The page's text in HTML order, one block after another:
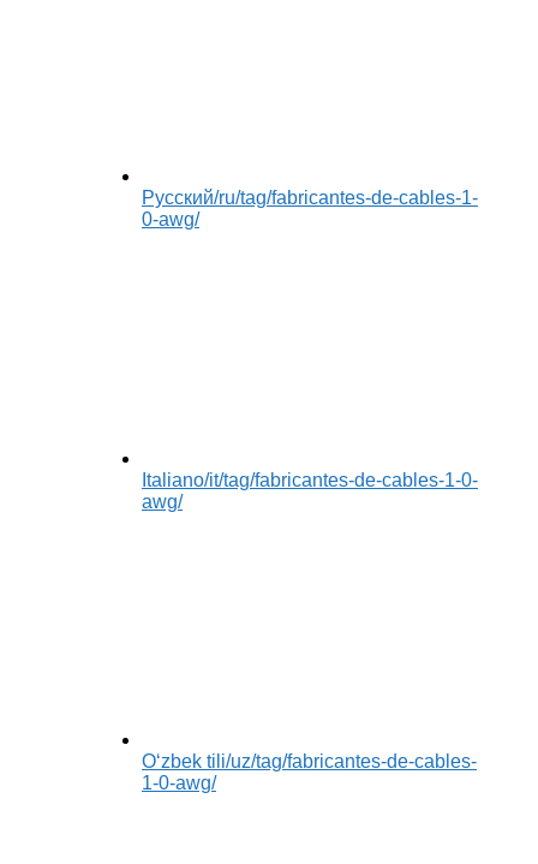
Русский/ru/tag/fabricantes-de-cables-1-
0-awg/
Italiano/it/tag/fabricantes-de-cables-1-0-
awg/
Oʻzbek tili/uz/tag/fabricantes-de-cables-
1-0-awg/